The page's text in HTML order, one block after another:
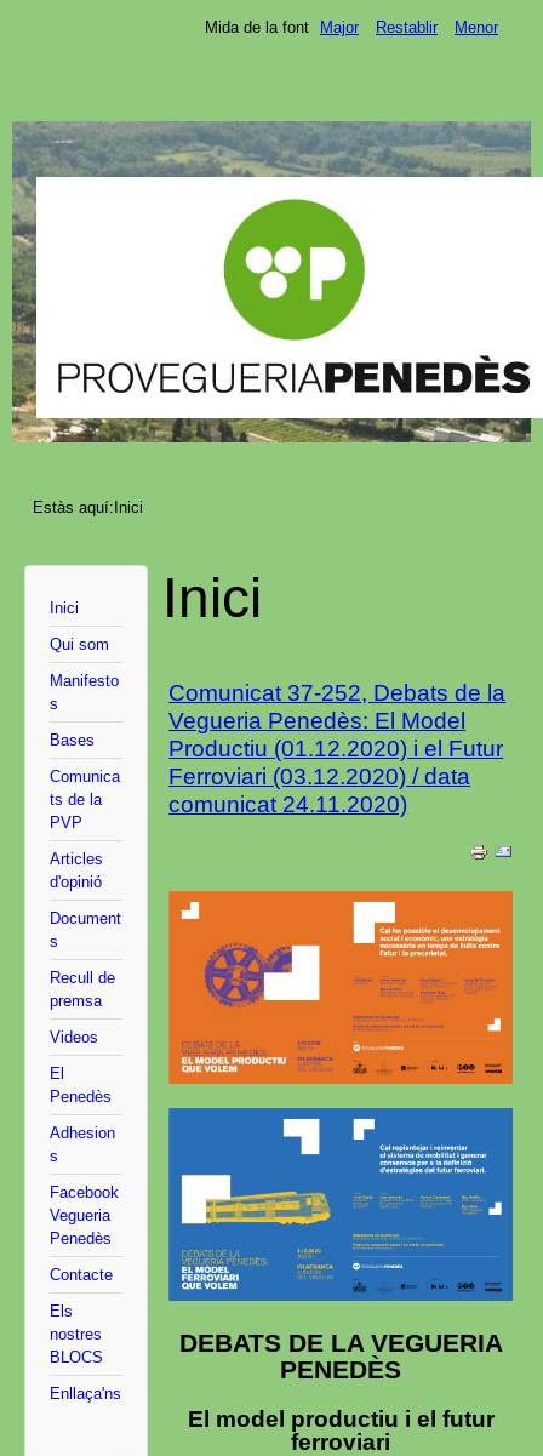
Mida de la font Major Restablir Menor
Estàs aquí:Inici
Inici
Qui som
Manifesto
s
Bases
Comunica
ts de la
PVP
Articles
d'opinió
Document
s
Recull de
premsa
Videos
El
Penedès
Adhesion
s
Facebook
Vegueria
Penedès
Contacte
Els
nostres
BLOCS
Enllaça'ns
Inici
Comunicat 37-252, Debats de la
Vegueria Penedès: El Model
Productiu (01.12.2020) i el Futur
Ferroviari (03.12.2020) / data
comunicat 24.11.2020)
DEBATS DE LA VEGUERIA
PENEDÈS
El model productiu i el futur
ferroviari